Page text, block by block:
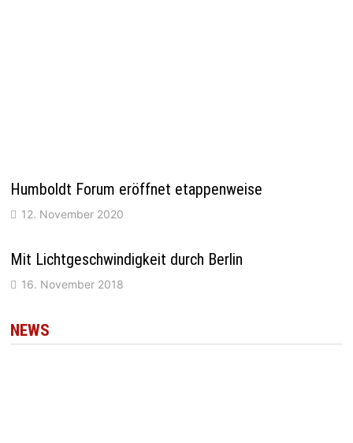
Humboldt Forum eröffnet etappenweise
12. November 2020
Mit Lichtgeschwindigkeit durch Berlin
16. November 2018
NEWS